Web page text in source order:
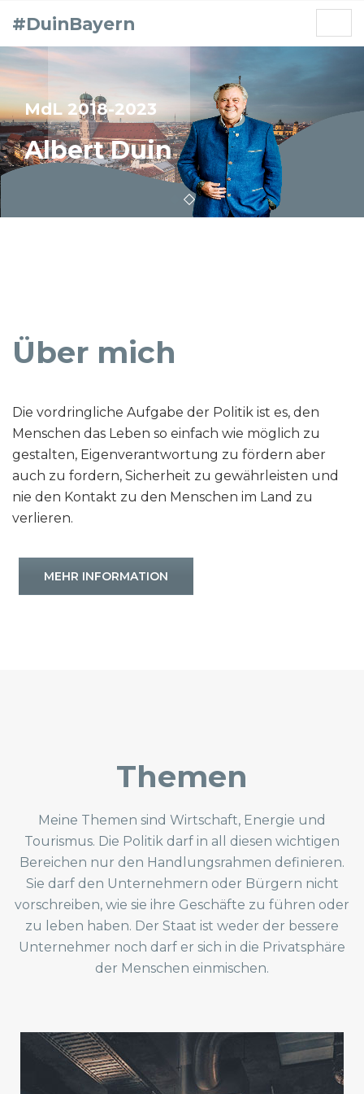
#DuinBayern
MdL 2018-2023
Albert Duin
2
Über mich
Die vordringliche Aufgabe der Politik ist es, den
Menschen das Leben so einfach wie möglich zu
gestalten, Eigenverantwortung zu fördern aber
auch zu fordern, Sicherheit zu gewährleisten und
nie den Kontakt zu den Menschen im Land zu
verlieren.
MEHR INFORMATION
Themen
Meine Themen sind Wirtschaft, Energie und
Tourismus. Die Politik darf in all diesen wichtigen
Bereichen nur den Handlungsrahmen definieren.
Sie darf den Unternehmern oder Bürgern nicht
vorschreiben, wie sie ihre Geschäfte zu führen oder
zu leben haben. Der Staat ist weder der bessere
Unternehmer noch darf er sich in die Privatsphäre
der Menschen einmischen.